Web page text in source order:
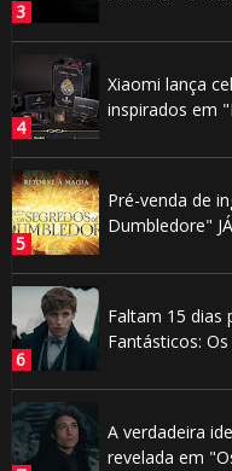
Xiaomi lança
inspirados em
Pré-venda de
Dumbledore"
Faltam 15 dias
Fantásticos:
A verdadeira
revelada em